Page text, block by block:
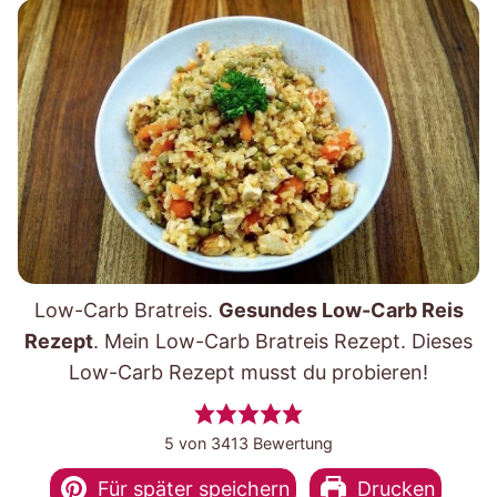
Low-Carb Bratreis. Gesundes Low-Carb Reis
Rezept. Mein Low-Carb Bratreis Rezept. Dieses
Low-Carb Rezept musst du probieren!
5 von 3413 Bewertung
Für später speichern Drucken